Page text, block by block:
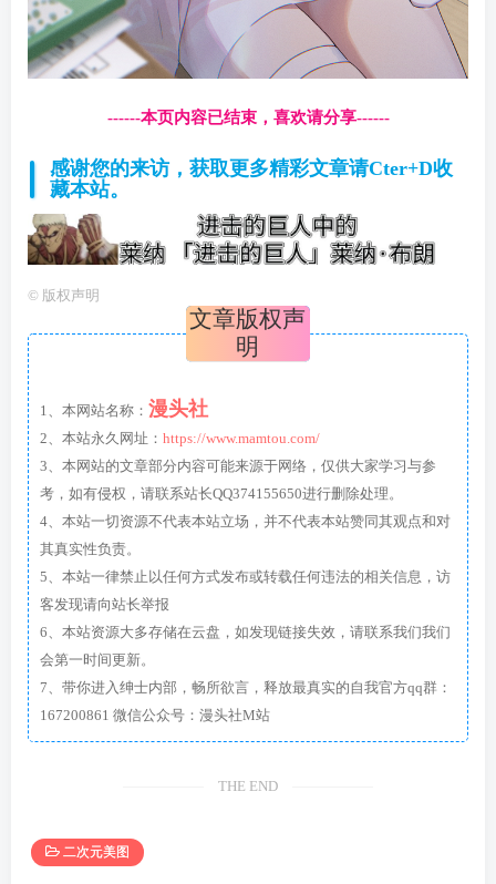
------本页内容已结束，喜欢请分享------
感谢您的来访，获取更多精彩文章请Cter+D收
藏本站。
© 版权声明
文章版权声
明
1、本网站名称： 漫头社
2、本站永久网址： https://www.mamtou.com/
3、本网站的文章部分内容可能来源于网络，仅供大家学习与参
考，如有侵权，请联系站长QQ374155650进行删除处理。
4、本站一切资源不代表本站立场，并不代表本站赞同其观点和对
其真实性负责。
5、本站一律禁止以任何方式发布或转载任何违法的相关信息，访
客发现请向站长举报
6、本站资源大多存储在云盘，如发现链接失效，请联系我们我们
会第一时间更新。
7、带你进入绅士内部，畅所欲言，释放最真实的自我官方qq群：
167200861 微信公众号：漫头社M站
THE END
二次元美图